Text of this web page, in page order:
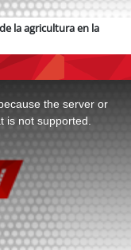
la agricultura en la
the server or
is not supported.